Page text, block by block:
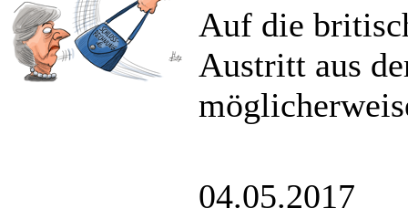
Auf die
Austritt aus
04.05.2017